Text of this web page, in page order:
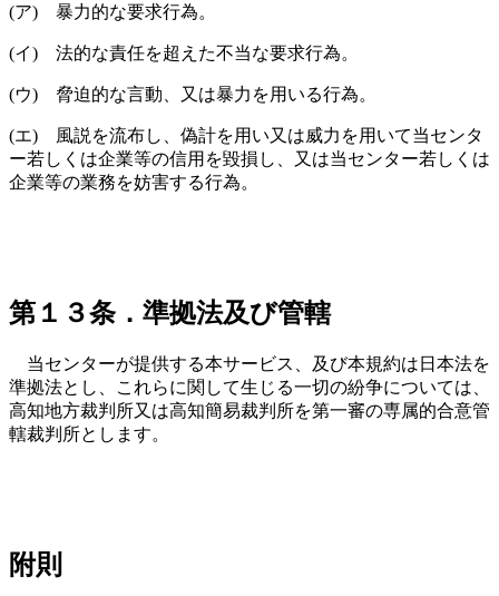
(ア) 暴力的な要求行為。
(イ) 法的な責任を超えた不当な要求行為。
(ウ) 脅迫的な言動、又は暴力を用いる行為。
(エ) 風説を流布し、偽計を用い又は威力を用いて当センタ
ー若しくは企業等の信用を毀損し、又は当センター若しくは
企業等の業務を妨害する行為。
第１３条．準拠法及び管轄
当センターが提供する本サービス、及び本規約は日本法を
準拠法とし、これらに関して生じる一切の紛争については、
高知地方裁判所又は高知簡易裁判所を第一審の専属的合意管
轄裁判所とします。
附則